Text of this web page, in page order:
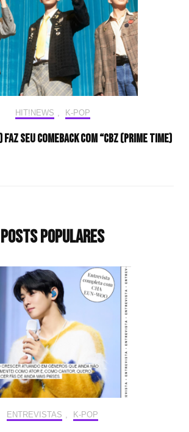
HIT!NEWS , K-POP
faz seu comeback com “CBZ (Prime Time)
Posts populares
ENTREVISTAS , K-POP